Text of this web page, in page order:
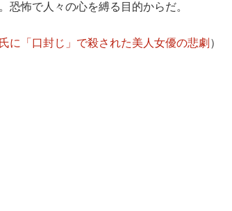
恐怖で人々の心を縛る目的からだ。
に「口封じ」で殺された美人女優の悲劇 ）